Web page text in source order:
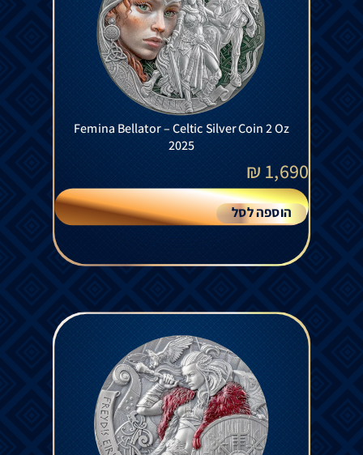
Femina Bellator – Celtic Silver Coin 2 Oz
2025
1,690
₪
הוספה לסל